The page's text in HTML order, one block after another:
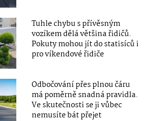
Tuhle chybu s přívěsným
vozíkem dělá většina řidičů.
Pokuty mohou jít do statisíců i
pro víkendové řidiče
Odbočování přes plnou čáru
má poměrně snadná pravidla.
Ve skutečnosti se ji vůbec
nemusíte bát přejet